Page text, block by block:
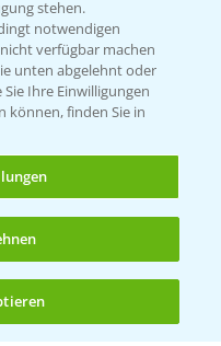
4)
1
uns
stehen.
notwendigen
verfügbar machen
unten abgelehnt oder
Ihre Einwilligungen
können, finden Sie in